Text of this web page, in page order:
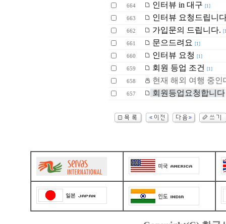
664 인터뷰 in 대구 [1]
663 인터뷰 요청드립니
662 가입문의 드립니다.
661 문으드려요 [1]
660 인터뷰 요청 [1]
659 회원 등업 조건 [1]
658 현재 해외 여행 중인
657 회원등업요청합니다